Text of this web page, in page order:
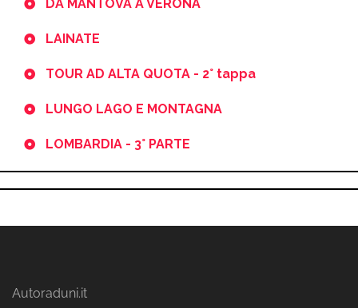
DA MANTOVA A VERONA
LAINATE
TOUR AD ALTA QUOTA - 2° tappa
LUNGO LAGO E MONTAGNA
LOMBARDIA - 3° PARTE
Autoraduni.it